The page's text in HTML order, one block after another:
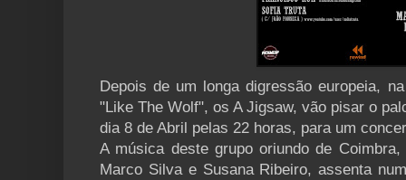
Depois de um longa digressão europeia,
"Like The Wolf", os A Jigsaw, vão pisar o
dia 8 de Abril pelas 22 horas, para um
A música deste grupo oriundo de
Marco Silva e Susana Ribeiro, assenta